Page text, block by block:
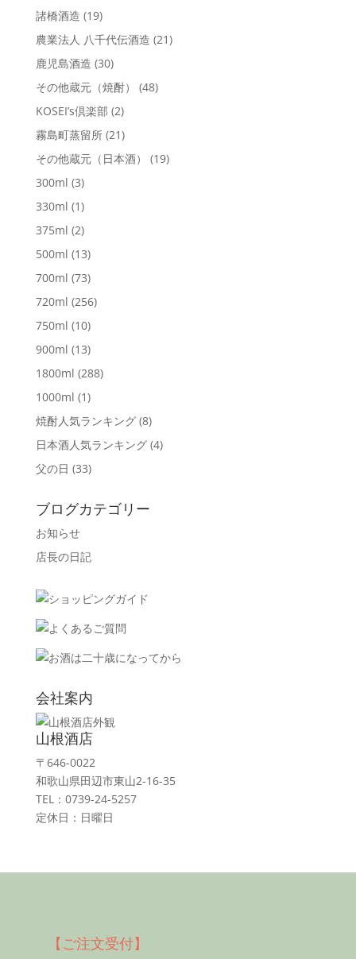
諸橋酒造 (19)
農業法人 八千代伝酒造 (21)
鹿児島酒造 (30)
その他蔵元（焼酎）
(48)
KOSEI’s倶楽部 (2)
霧島町蒸留所 (21)
その他蔵元（日本酒）
(19)
300ml (3)
330ml (1)
375ml (2)
500ml (13)
700ml (73)
720ml (256)
750ml (10)
900ml (13)
1800ml (288)
1000ml (1)
焼酎人気ランキング (8)
日本酒人気ランキング (4)
父の日 (33)
ブログカテゴリー
お知らせ
店長の日記
会社案内
山根酒店
〒646-0022
和歌山県田辺市東山2-16-35
TEL：0739-24-5257
定休日：日曜日
【ご注文受付】